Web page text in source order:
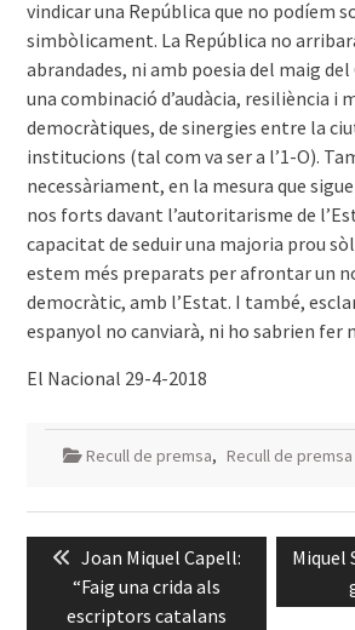
vindicar una República que no podíem
simbòlicament. La República no
abrandades, ni amb poesia del maig
una combinació d’audàcia, resiliència i
democràtiques, de sinergies entre la
institucions (tal com va ser a l’1-O).
necessàriament, en la mesura que
nos forts davant l’autoritarisme de
capacitat de seduir una majoria prou
estem més preparats per afrontar un
democràtic, amb l’Estat. I també,
espanyol no canviarà, ni ho sabrien fer
El Nacional 29-4-2018
Recull de premsa, Recull de
d'entrades
Previous
post:
Joan Miquel Capell:
“Faig una crida als
escriptors catalans
Next
Miquel